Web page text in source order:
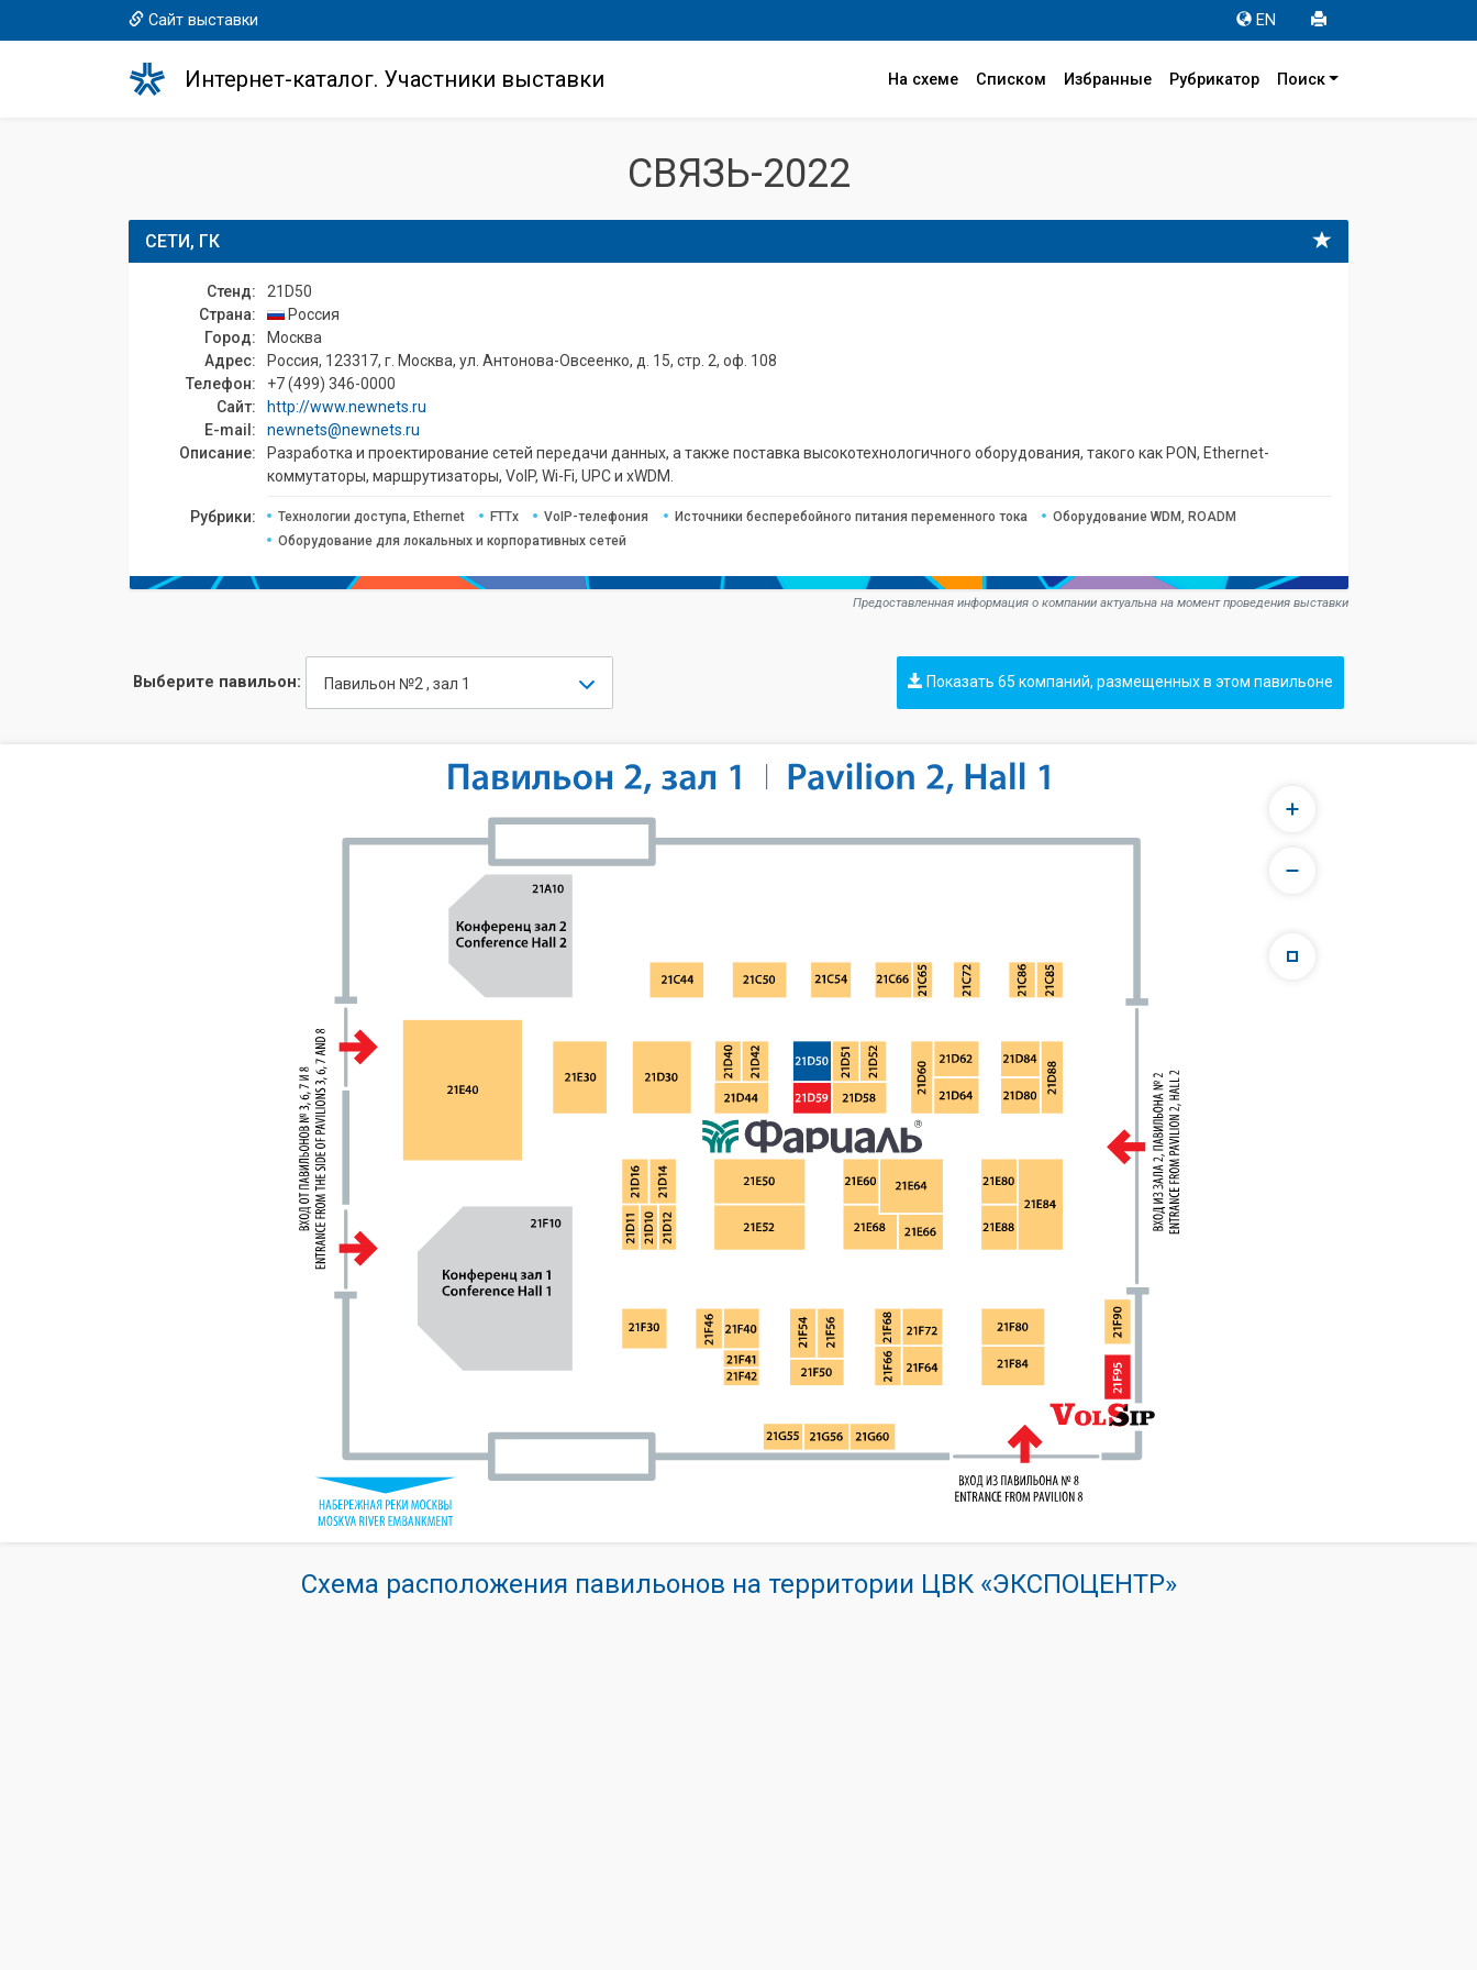
Сайт выставки EN
Интернет-каталог. Участники выставки На схеме Списком Избранные Рубрикатор Поиск
СВЯЗЬ-2022
СЕТИ, ГК
Стенд:
21D50
Страна:
Россия
Город:
Москва
Адрес:
Россия, 123317, г. Москва, ул. Антонова-Овсеенко, д. 15, стр. 2, оф. 108
Телефон:
+7 (499) 346-0000
Сайт:
http://www.newnets.ru
E-mail:
newnets@newnets.ru
Описание:
Разработка и проектирование сетей передачи данных, а также поставка высокотехнологичного оборудования, такого как PON, Ethernet-
коммутаторы, маршрутизаторы, VoIP, Wi-Fi, UPC и xWDM.
Рубрики: Технологии доступа, Ethernet FTTx VoIP-телефония Источники бесперебойного питания переменного тока
Оборудование WDM, ROADM
Оборудование для локальных и корпоративных сетей
Предоставленная информация о компании актуальна на момент проведения выставки
Выберите павильон: Павильон №2 , зал 1 Показать 65 компаний, размещенных в этом павильоне
Схема расположения павильонов на территории ЦВК «ЭКСПОЦЕНТР»